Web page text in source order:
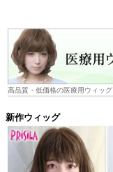
高品質・低価格の医療用ウィッグ
新作ウィッグ